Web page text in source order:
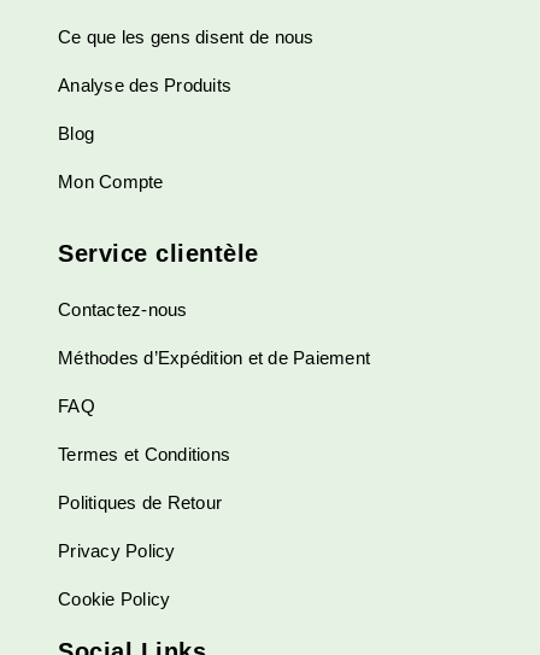
Ce que les gens disent de nous
Analyse des Produits
Blog
Mon Compte
Service clientèle
Contactez-nous
Méthodes d’Expédition et de Paiement
FAQ
Termes et Conditions
Politiques de Retour
Privacy Policy
Cookie Policy